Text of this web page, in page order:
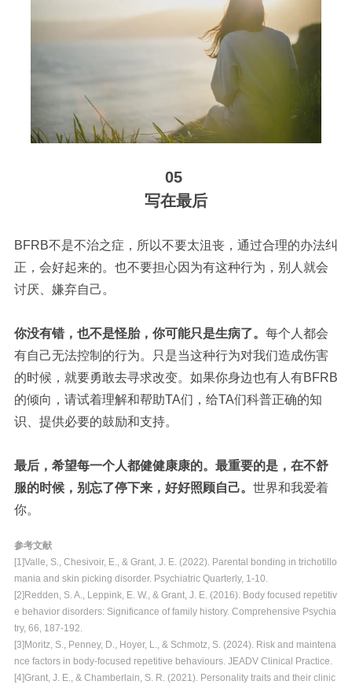
05
写在最后
BFRB不是不治之症，所以不要太沮丧，通过合理的办法纠
正，会好起来的。也不要担心因为有这种行为，别人就会
讨厌、嫌弃自己。
你没有错，也不是怪胎，你可能只是生病了。 每个人都会
有自己无法控制的行为。只是当这种行为对我们造成伤害
的时候，就要勇敢去寻求改变。如果你身边也有人有BFRB
的倾向，请试着理解和帮助TA们，给TA们科普正确的知
识、提供必要的鼓励和支持。
最后，希望每一个人都健健康康的。最重要的是，在不舒
服的时候，别忘了停下来，好好照顾自己。 世界和我爱着
你。
参考文献
[1]Valle, S., Chesivoir, E., & Grant, J. E. (2022). Parental bonding in trichotillo
mania and skin picking disorder. Psychiatric Quarterly, 1-10.
[2]Redden, S. A., Leppink, E. W., & Grant, J. E. (2016). Body focused repetitiv
e behavior disorders: Significance of family history. Comprehensive Psychia
try, 66, 187-192.
[3]Moritz, S., Penney, D., Hoyer, L., & Schmotz, S. (2024). Risk and maintena
nce factors in body‐focused repetitive behaviours. JEADV Clinical Practice.
[4]Grant, J. E., & Chamberlain, S. R. (2021). Personality traits and their clinic